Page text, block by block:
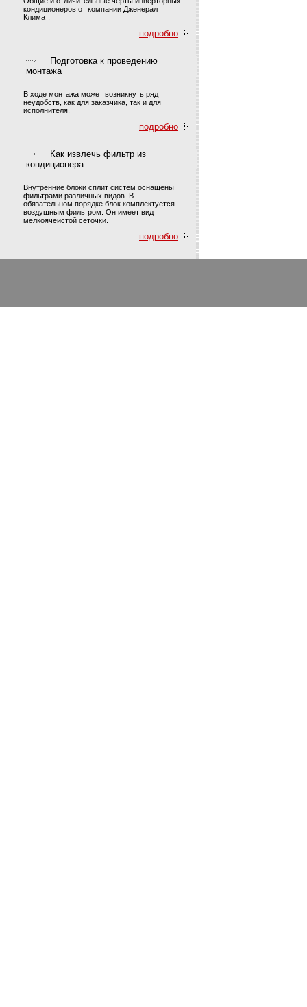
кондиционеров от компании Дженерал
Климат.
подробно
Подготовка к проведению
монтажа
В ходе монтажа может возникнуть ряд
неудобств, как для заказчика, так и для
исполнителя.
подробно
Как извлечь фильтр из
кондиционера
Внутренние блоки сплит систем оснащены
фильтрами различных видов. В
обязательном порядке блок комплектуется
воздушным фильтром. Он имеет вид
мелкоячеистой сеточки.
подробно